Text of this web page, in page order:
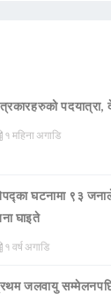
पदयात्रा,
१ महिना अगाडि
घटनामा ९३
घाइते
१ वर्ष अगाडि
जलवायु